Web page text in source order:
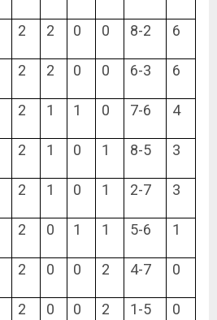
2 2 0 0 8-2 6
2 2 0 0 6-3 6
2 1 1 0 7-6 4
2 1 0 1 8-5 3
2 1 0 1 2-7 3
2 0 1 1 5-6 1
2 0 0 2 4-7 0
2 0 0 2 1-5 0